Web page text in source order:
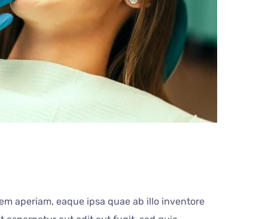
aperiam, eaque ipsa quae ab illo inventore